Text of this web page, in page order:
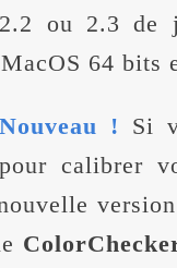
ou 2.3 de
64 bits
Nouveau ! Si
pour calibrer